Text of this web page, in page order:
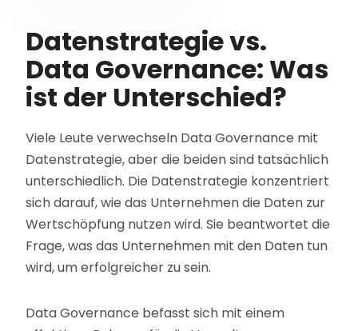
Datenstrategie vs.
Data Governance: Was
ist der Unterschied?
Viele Leute verwechseln Data Governance mit
Datenstrategie, aber die beiden sind tatsächlich
unterschiedlich. Die Datenstrategie konzentriert
sich darauf, wie das Unternehmen die Daten zur
Wertschöpfung nutzen wird. Sie beantwortet die
Frage, was das Unternehmen mit den Daten tun
wird, um erfolgreicher zu sein.
Data Governance befasst sich mit einem